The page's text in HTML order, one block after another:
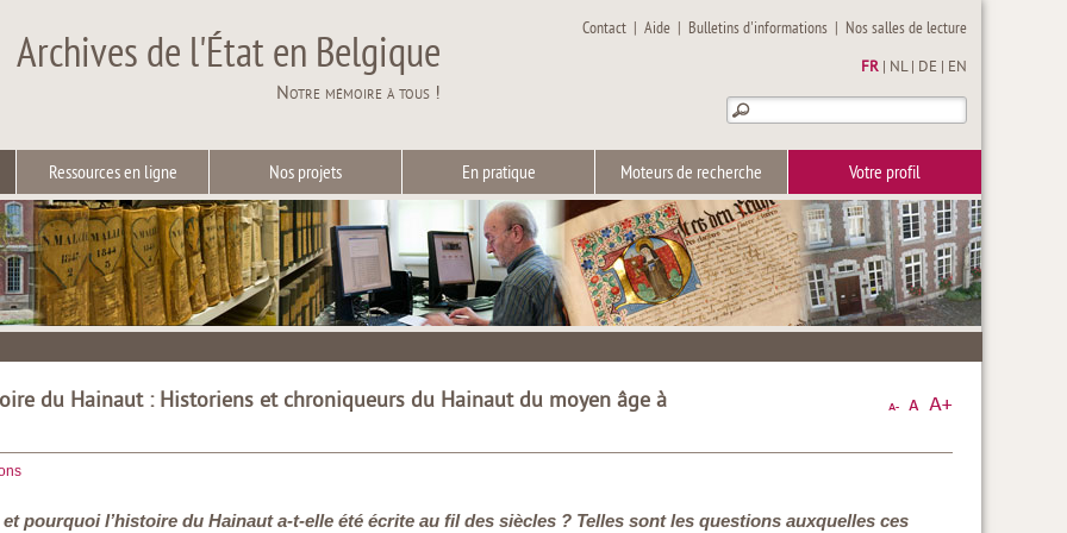
Archives de l'État en Belgique
Notre mémoire à tous !
Contact |Aide | Bulletins d'informations | Nos salles de lecture
FR NL| DE EN
Ressources en ligne Nos projets En pratique Moteurs de recherche Votre profil
du Hainaut : Historiens et chroniqueurs du Hainaut du moyen âge à
pourquoi l’histoire du Hainaut a-t-elle été écrite au fil des siècles ? Telles sont les questions auxquelles ces